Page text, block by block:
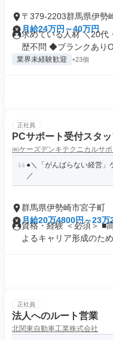
〒379-2203群馬県伊勢
月給24万円～40万円
求めている人材 ＼20
歴不問 ◆ブランクあり
業界未経験歓迎 +23個
正社員
PCサポート受付スタ
㈱ケーズデンキテクニカルサポ
●＼「がんばらない経営」
／
群馬県伊勢崎市宮子町
月給20万4800円～23万
資格・経験 ＜必須＞ ■
よるキャリア形成のため
正社員
法人へのルート営業
北関東自動車工業株式会社